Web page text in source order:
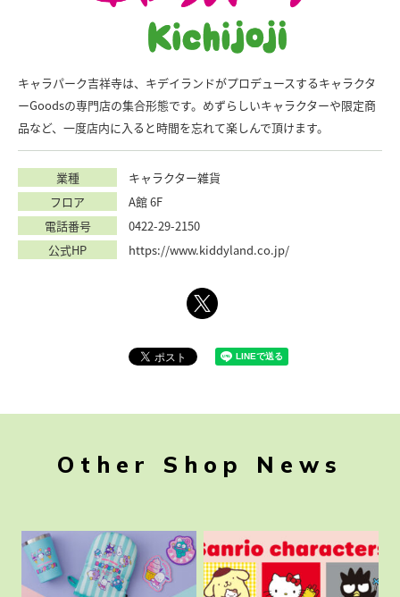
キャラパーク吉祥寺は、キデイランドがプロデュースするキャラクタ
ーGoodsの専門店の集合形態です。めずらしいキャラクターや限定商
品など、一度店内に入ると時間を忘れて楽しんで頂けます。
業種
キャラクター雑貨
フロア
A館 6F
電話番号
0422-29-2150
公式HP
https://www.kiddyland.co.jp/
Other Shop News